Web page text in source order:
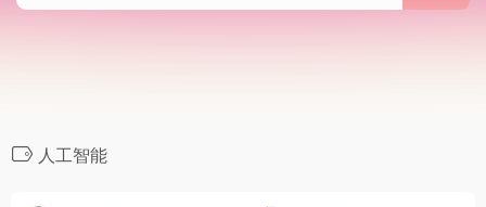
人工智能